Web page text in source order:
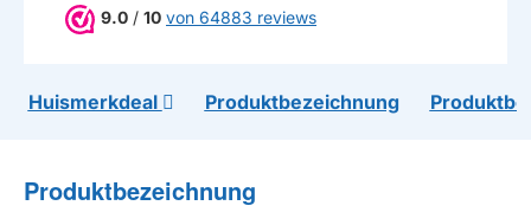
9.0 / 10 von 64883 reviews
Huismerkdeal Produktbezeichnung
Produktbezeichnung